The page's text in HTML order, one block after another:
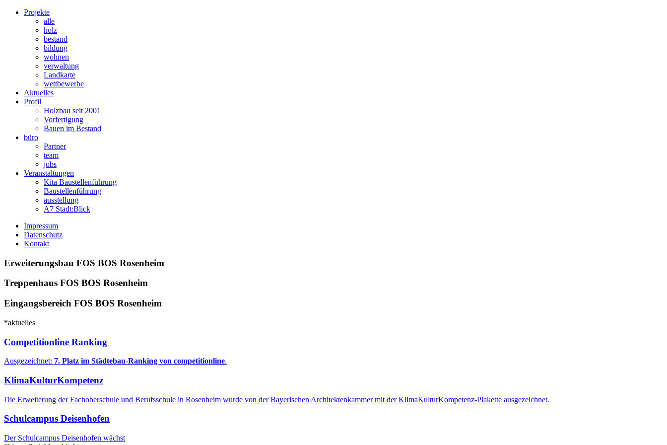
Projekte
alle
holz
bestand
bildung
wohnen
verwaltung
Landkarte
wettbewerbe
Aktuelles
Profil
Holzbau seit 2001
Vorfertigung
Bauen im Bestand
büro
Partner
team
jobs
Veranstaltungen
Kita Baustellenführung
Baustellenführung
ausstellung
A7 Stadt:Blick
Impressum
Datenschutz
Kontakt
Erweiterungsbau FOS BOS Rosenheim
Treppenhaus FOS BOS Rosenheim
Eingangsbereich FOS BOS Rosenheim
*aktuelles
Competitionline Ranking
Ausgezeichnet: 7. Platz im Städtebau-Ranking von competitionline.
KlimaKulturKompetenz
Die Erweiterung der Fachoberschule und Berufsschule in Rosenheim wurde von der Bayerischen Architektenkammer mit der KlimaKulturKompetenz-Plakette ausgezeichnet.
Schulcampus Deisenhofen
Der Schulcampus Deisenhofen wächst